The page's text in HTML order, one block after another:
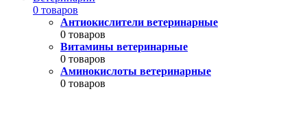
0 товаров
Антиокислители ветеринарные
0 товаров
Витамины ветеринарные
0 товаров
Аминокислоты ветеринарные
0 товаров